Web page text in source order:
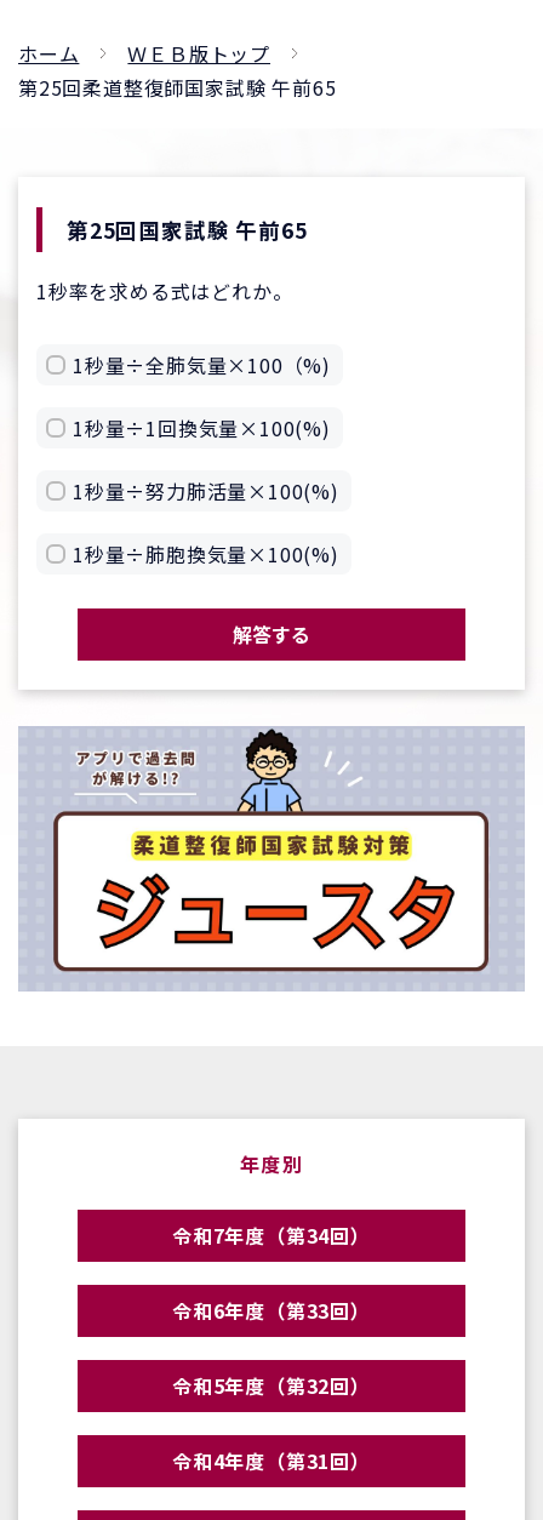
ホーム
ＷＥＢ版トップ
第25回柔道整復師国家試験 午前65
第25回国家試験 午前65
1秒率を求める式はどれか。
1秒量÷全肺気量×100（%)
1秒量÷1回換気量×100(%)
1秒量÷努力肺活量×100(%)
1秒量÷肺胞換気量×100(%)
解答する
年度別
令和7年度（第34回）
令和6年度（第33回）
令和5年度（第32回）
令和4年度（第31回）